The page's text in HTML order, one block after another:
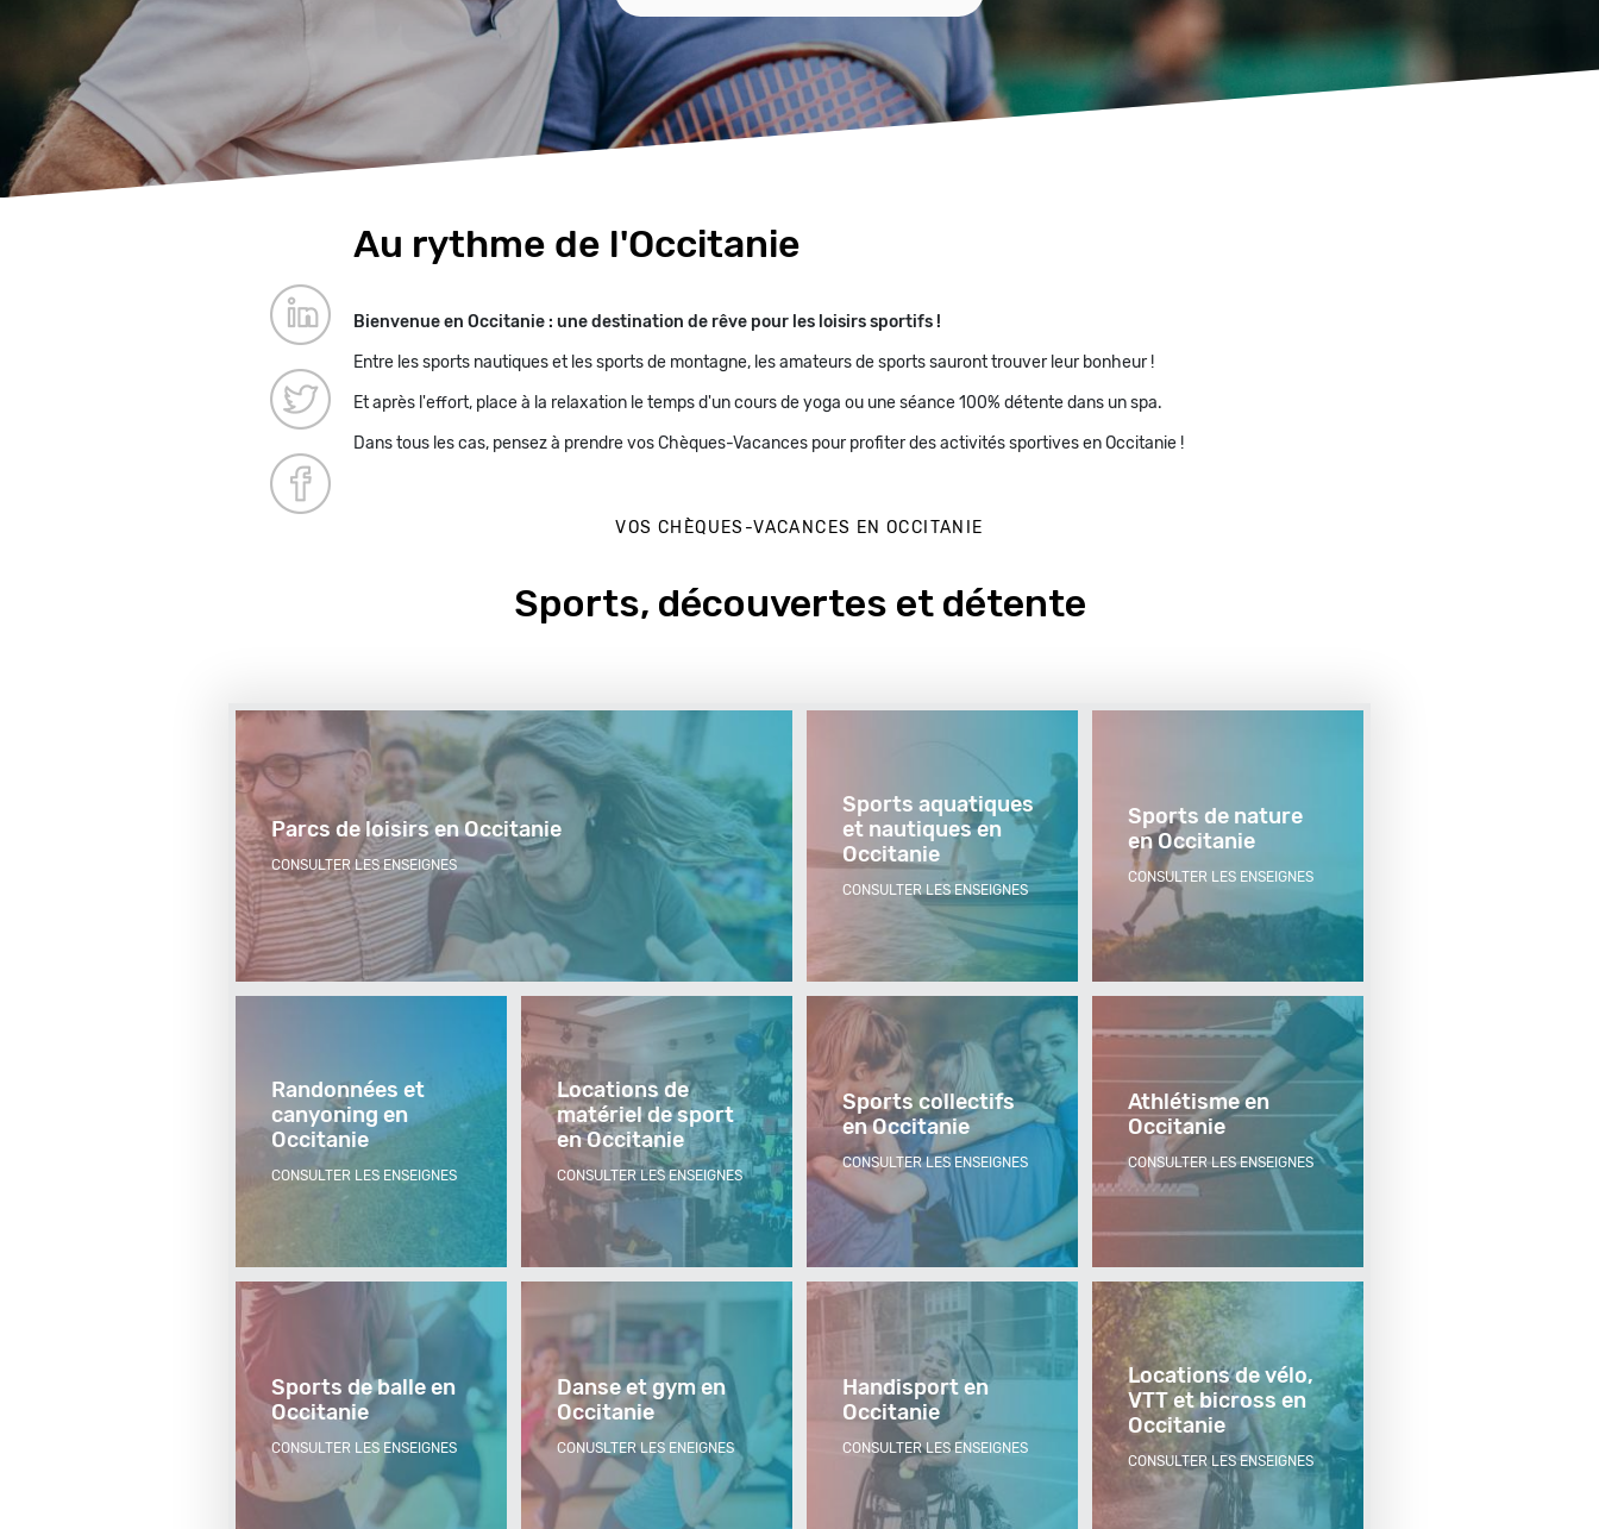
Au rythme de l'Occitanie
Paragraphes
Bienvenue en Occitanie : une destination de rêve pour les loisirs sportifs !
Entre les sports nautiques et les sports de montagne, les amateurs de sports sauront trouver leur bonheur !
Et après l'effort, place à la relaxation le temps d'un cours de yoga ou une séance 100% détente dans un spa.
Dans tous les cas, pensez à prendre vos Chèques-Vacances pour profiter des activités sportives en Occitanie !
VOS CHÈQUES-VACANCES EN OCCITANIE
Sports, découvertes et détente
Parcs de loisirs en Occitanie
CONSULTER LES ENSEIGNES
Sports aquatiques
et nautiques en
Occitanie
CONSULTER LES ENSEIGNES
Sports de nature
en Occitanie
CONSULTER LES ENSEIGNES
Randonnées et
canyoning en
Occitanie
CONSULTER LES ENSEIGNES
Locations de
matériel de sport
en Occitanie
CONSULTER LES ENSEIGNES
Sports collectifs
en Occitanie
CONSULTER LES ENSEIGNES
Athlétisme en
Occitanie
CONSULTER LES ENSEIGNES
Sports de balle en
Occitanie
CONSULTER LES ENSEIGNES
Danse et gym en
Occitanie
CONUSLTER LES ENEIGNES
Handisport en
Occitanie
CONSULTER LES ENSEIGNES
Locations de vélo,
VTT et bicross en
Occitanie
CONSULTER LES ENSEIGNES